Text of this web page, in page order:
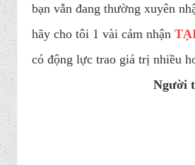
bạn vẫn đang thường xuyên
hãy cho tôi 1 vài cảm nhận
có động lực trao giá trị nhiều
Người
Thái